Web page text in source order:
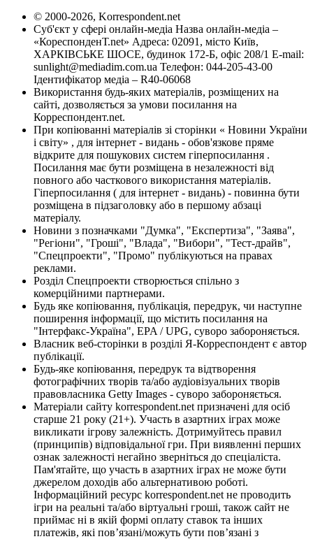
© 2000-2026, Korrespondent.net
Суб'єкт у сфері онлайн-медіа Назва онлайн-медіа –
«КореспонденТ.net» Адреса: 02091, місто Київ,
ХАРКІВСЬКЕ ШОСЕ, будинок 172-Б, офіс 208/1 E-mail:
sunlight@mediadim.com.ua Телефон: 044-205-43-00
Ідентифікатор медіа – R40-06068
Використання будь-яких матеріалів, розміщених на
сайті, дозволяється за умови посилання на
Корреспондент.net.
При копіюванні матеріалів зі сторінки « Новини України
і світу» , для інтернет - видань - обов'язкове пряме
відкрите для пошукових систем гіперпосилання .
Посилання має бути розміщена в незалежності від
повного або часткового використання матеріалів.
Гіперпосилання ( для інтернет - видань) - повинна бути
розміщена в підзаголовку або в першому абзаці
матеріалу.
Новини з позначками "Думка", "Експертиза", "Заява",
"Регіони", "Гроші", "Влада", "Вибори", "Тест-драйв",
"Спецпроекти", "Промо" публікуються на правах
реклами.
Розділ Спецпроекти створюється спільно з
комерційними партнерами.
Будь яке копіювання, публікація, передрук, чи наступне
поширення інформації, що містить посилання на
"Інтерфакс-Україна", EPA / UPG, суворо забороняється.
Власник веб-сторінки в розділі Я-Корреспондент є автор
публікації.
Будь-яке копіювання, передрук та відтворення
фотографічних творів та/або аудіовізуальних творів
правовласника Getty Images - суворо забороняється.
Матеріали сайту korrespondent.net призначені для осіб
старше 21 року (21+). Участь в азартних іграх може
викликати ігрову залежність. Дотримуйтесь правил
(принципів) відповідальної гри. При виявленні перших
ознак залежності негайно зверніться до спеціаліста.
Пам'ятайте, що участь в азартних іграх не може бути
джерелом доходів або альтернативою роботі.
Інформаційний ресурс korrespondent.net не проводить
ігри на реальні та/або віртуальні гроші, також сайт не
приймає ні в якій формі оплату ставок та інших
платежів, які пов’язані/можуть бути пов’язані з